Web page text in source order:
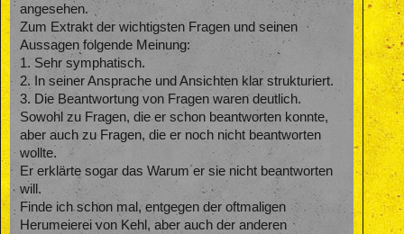
angesehen.
Zum Extrakt der wichtigsten Fragen und seinen
Aussagen folgende Meinung:
1. Sehr symphatisch.
2. In seiner Ansprache und Ansichten klar strukturiert.
3. Die Beantwortung von Fragen waren deutlich.
Sowohl zu Fragen, die er schon beantworten konnte,
aber auch zu Fragen, die er noch nicht beantworten
wollte.
Er erklärte sogar das Warum er sie nicht beantworten
will.
Finde ich schon mal, entgegen der oftmaligen
Herumeierei von Kehl, aber auch der anderen